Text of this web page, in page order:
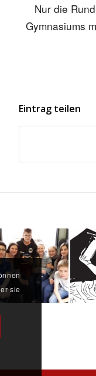
Nur die
Gymnasiums
Eintrag teilen
sie